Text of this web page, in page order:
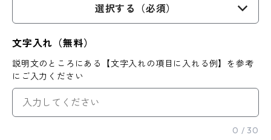
選択する（必須）
文字入れ（無料）
説明文のところにある【文字入れの項目に入れる例】を参考
にご入力ください
0 / 30